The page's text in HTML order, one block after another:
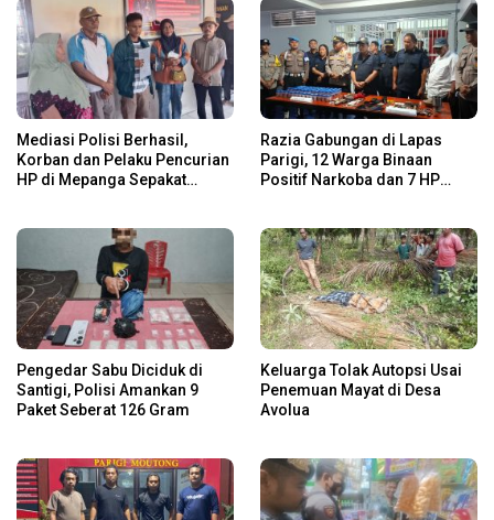
Mediasi Polisi Berhasil,
Korban dan Pelaku Pencurian
HP di Mepanga Sepakat
Razia Gabungan di Lapas
Parigi, 12 Warga Binaan
Positif Narkoba dan 7 HP
Pengedar Sabu Diciduk di
Santigi, Polisi Amankan 9
Paket Seberat 126 Gram
Keluarga Tolak Autopsi Usai
Penemuan Mayat di Desa
Avolua